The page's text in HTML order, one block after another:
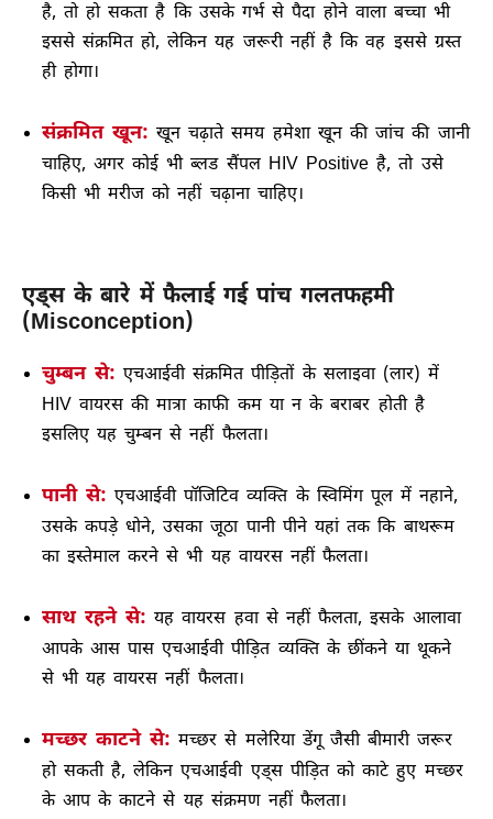
है, तो हो सकता है कि उसके गर्भ से पैदा होने वाला बच्चा भी
इससे संक्रमित हो, लेकिन यह जरूरी नहीं है कि वह इससे ग्रस्त
ही होगा।
संक्रमित खून: खून चढ़ाते समय हमेशा खून की जांच की जानी
चाहिए, अगर कोई भी ब्लड सैंपल HIV Positive है, तो उसे
किसी भी मरीज को नहीं चढ़ाना चाहिए।
एड्स के बारे में फैलाई गई पांच गलतफहमी
(Misconception)
चुम्बन से: एचआईवी संक्रमित पीड़ितों के सलाइवा (लार) में
HIV वायरस की मात्रा काफी कम या न के बराबर होती है
इसलिए यह चुम्बन से नहीं फैलता।
पानी से: एचआईवी पॉजिटिव व्यक्ति के स्विमिंग पूल में नहाने,
उसके कपड़े धोने, उसका जूठा पानी पीने यहां तक कि बाथरूम
का इस्तेमाल करने से भी यह वायरस नहीं फैलता।
साथ रहने से: यह वायरस हवा से नहीं फैलता, इसके आलावा
आपके आस पास एचआईवी पीड़ित व्यक्ति के छींकने या थूकने
से भी यह वायरस नहीं फैलता।
मच्छर काटने से: मच्छर से मलेरिया डेंगू जैसी बीमारी जरूर
हो सकती है, लेकिन एचआईवी एड्स पीड़ित को काटे हुए मच्छर
के आप के काटने से यह संक्रमण नहीं फैलता।